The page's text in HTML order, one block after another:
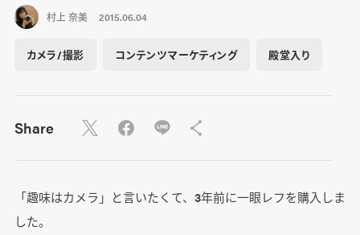
村上 奈美 2015.06.04
カメラ/撮影 コンテンツマーケティング 殿堂入り
Share
「趣味はカメラ」と言いたくて、3年前に一眼レフを購入しま
した。